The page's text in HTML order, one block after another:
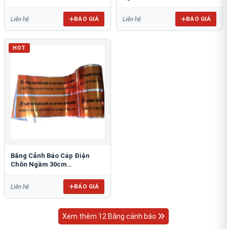
Liên hệ BÁO GIÁ Liên hệ BÁO GIÁ
HOT
Băng Cảnh Báo Cáp Điện
Chôn Ngầm 30cm
Liên hệ BÁO GIÁ
Xem thêm 12 Băng cảnh báo